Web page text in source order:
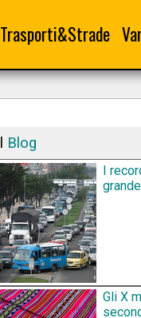
Trasporti&Strade
Blog
I
Gli X